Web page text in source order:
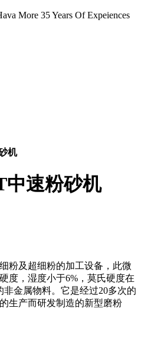
More 35 Years Of Expeiences
机
中速粉砂机
粉及超细粉的加工设备，此微
度，湿度小于6%，莫氏硬度在
金属物料。它是经过20多次的
生产而研发制造的新型磨粉